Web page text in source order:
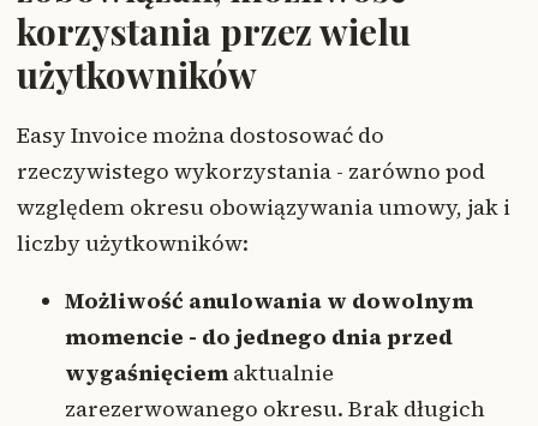
korzystania przez wielu
użytkowników
Easy Invoice można dostosować do
rzeczywistego wykorzystania - zarówno pod
względem okresu obowiązywania umowy, jak i
liczby użytkowników:
Możliwość anulowania w dowolnym
momencie - do jednego dnia przed
wygaśnięciem aktualnie
zarezerwowanego okresu. Brak długich